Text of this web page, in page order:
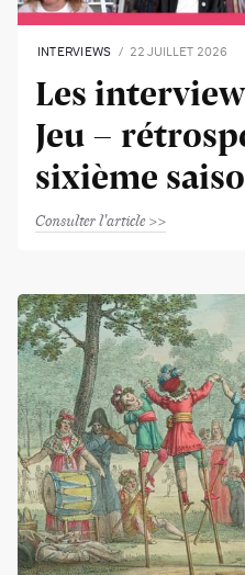
INTERVIEWS 22 JUILLET 2026
Les
Jeu -
sixième
Consulter l'article